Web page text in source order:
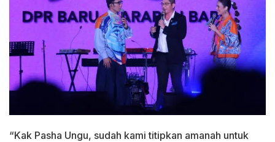
“Kak Pasha Ungu, sudah kami titipkan amanah untuk